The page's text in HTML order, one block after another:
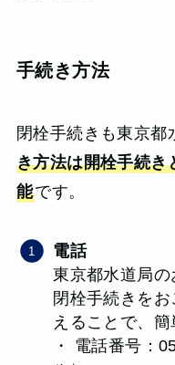
手続き方法
閉栓手続きも東京都
き方法は開栓手続き
能です。
電話
東京都水道局
閉栓手続きを
えることで、簡
・ 電話番号：